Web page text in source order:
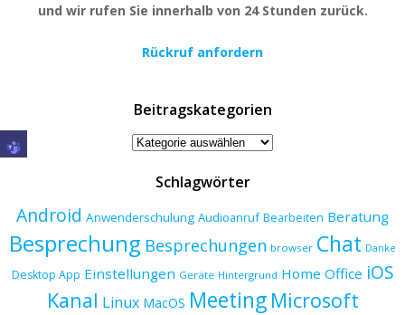
und wir rufen Sie innerhalb von 24 Stunden zurück.
Rückruf anfordern
Beitragskategorien
Beitragskategorien
Schlagwörter
Android Anwenderschulung Audioanruf Bearbeiten Beratung
Besprechung Besprechungen browser Chat Danke
Desktop App Einstellungen Geräte Hintergrund Home Office iOS
Kanal Linux MacOS Meeting Microsoft